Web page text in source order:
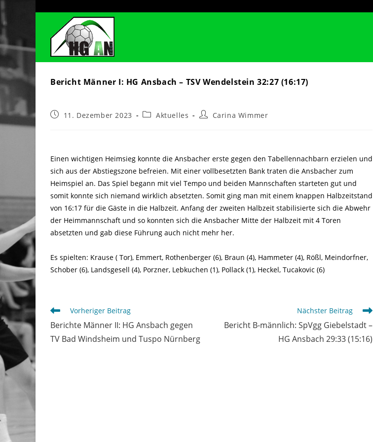
springen
Bericht Männer I: HG Ansbach – TSV Wendelstein 32:27 (16:17)
Beitrag11. Dezember 2023
Beitrags-
Aktuelles
Beitrags-
Carina Wimmer
Einen wichtigen Heimsieg konnte die Ansbacher erste gegen den Tabellennachbarn erzielen und
sich aus der Abstiegszone befreien. Mit einer vollbesetzten Bank traten die Ansbacher zum
Heimspiel an. Das Spiel begann mit viel Tempo und beiden Mannschaften starteten gut und
somit konnte sich niemand wirklich absetzten. Somit ging man mit einem knappen Halbzeitstand
von 16:17 für die Gäste in die Halbzeit. Anfang der zweiten Halbzeit stabilisierte sich die Abwehr
der Heimmannschaft und so konnten sich die Ansbacher Mitte der Halbzeit mit 4 Toren
absetzten und gab diese Führung auch nicht mehr her.
Es spielten: Krause ( Tor), Emmert, Rothenberger (6), Braun (4), Hammeter (4), Rößl, Meindorfner,
Schober (6), Landsgesell (4), Porzner, Lebkuchen (1), Pollack (1), Heckel, Tucakovic (6)
Weitere
Artikel
ansehen
Vorheriger Beitrag
Berichte Männer II: HG Ansbach gegen
TV Bad Windsheim und Tuspo Nürnberg
Nächster Beitrag
Bericht B-männlich: SpVgg Giebelstadt –
HG Ansbach 29:33 (15:16)